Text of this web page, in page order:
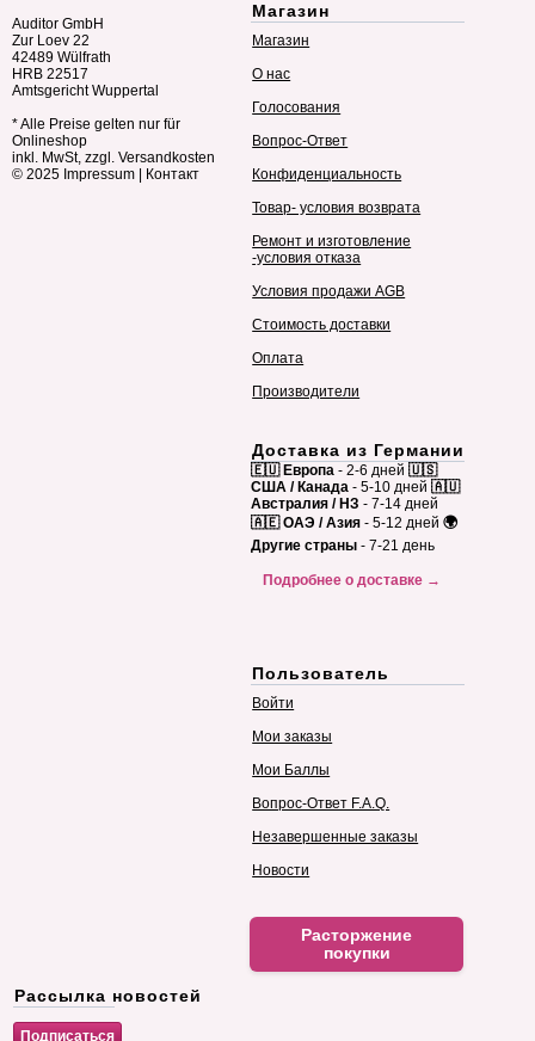
Auditor GmbH
Zur Loev 22
42489 Wülfrath
HRB 22517
Amtsgericht Wuppertal
* Alle Preise gelten nur für
Onlineshop
inkl. MwSt, zzgl. Versandkosten
© 2025 Impressum Контакт
Магазин
Магазин
О нас
Голосования
Вопрос-Ответ
Конфиденциальность
Товар- условия возврата
Ремонт и изготовление
-условия отказа
Условия продажи AGB
Стоимость доставки
Оплата
Производители
Доставка из Германии
🇪🇺 Европа - 2-6 дней 🇺🇸
США / Канада - 5-10 дней 🇦🇺
Австралия / НЗ - 7-14 дней
🇦🇪 ОАЭ / Азия - 5-12 дней 🌍
Другие страны - 7-21 день
Подробнее о доставке →
Пользователь
Войти
Мои заказы
Мои Баллы
Вопрос-Ответ F.A.Q.
Незавершенные заказы
Новости
Расторжение
покупки
Рассылка новостей